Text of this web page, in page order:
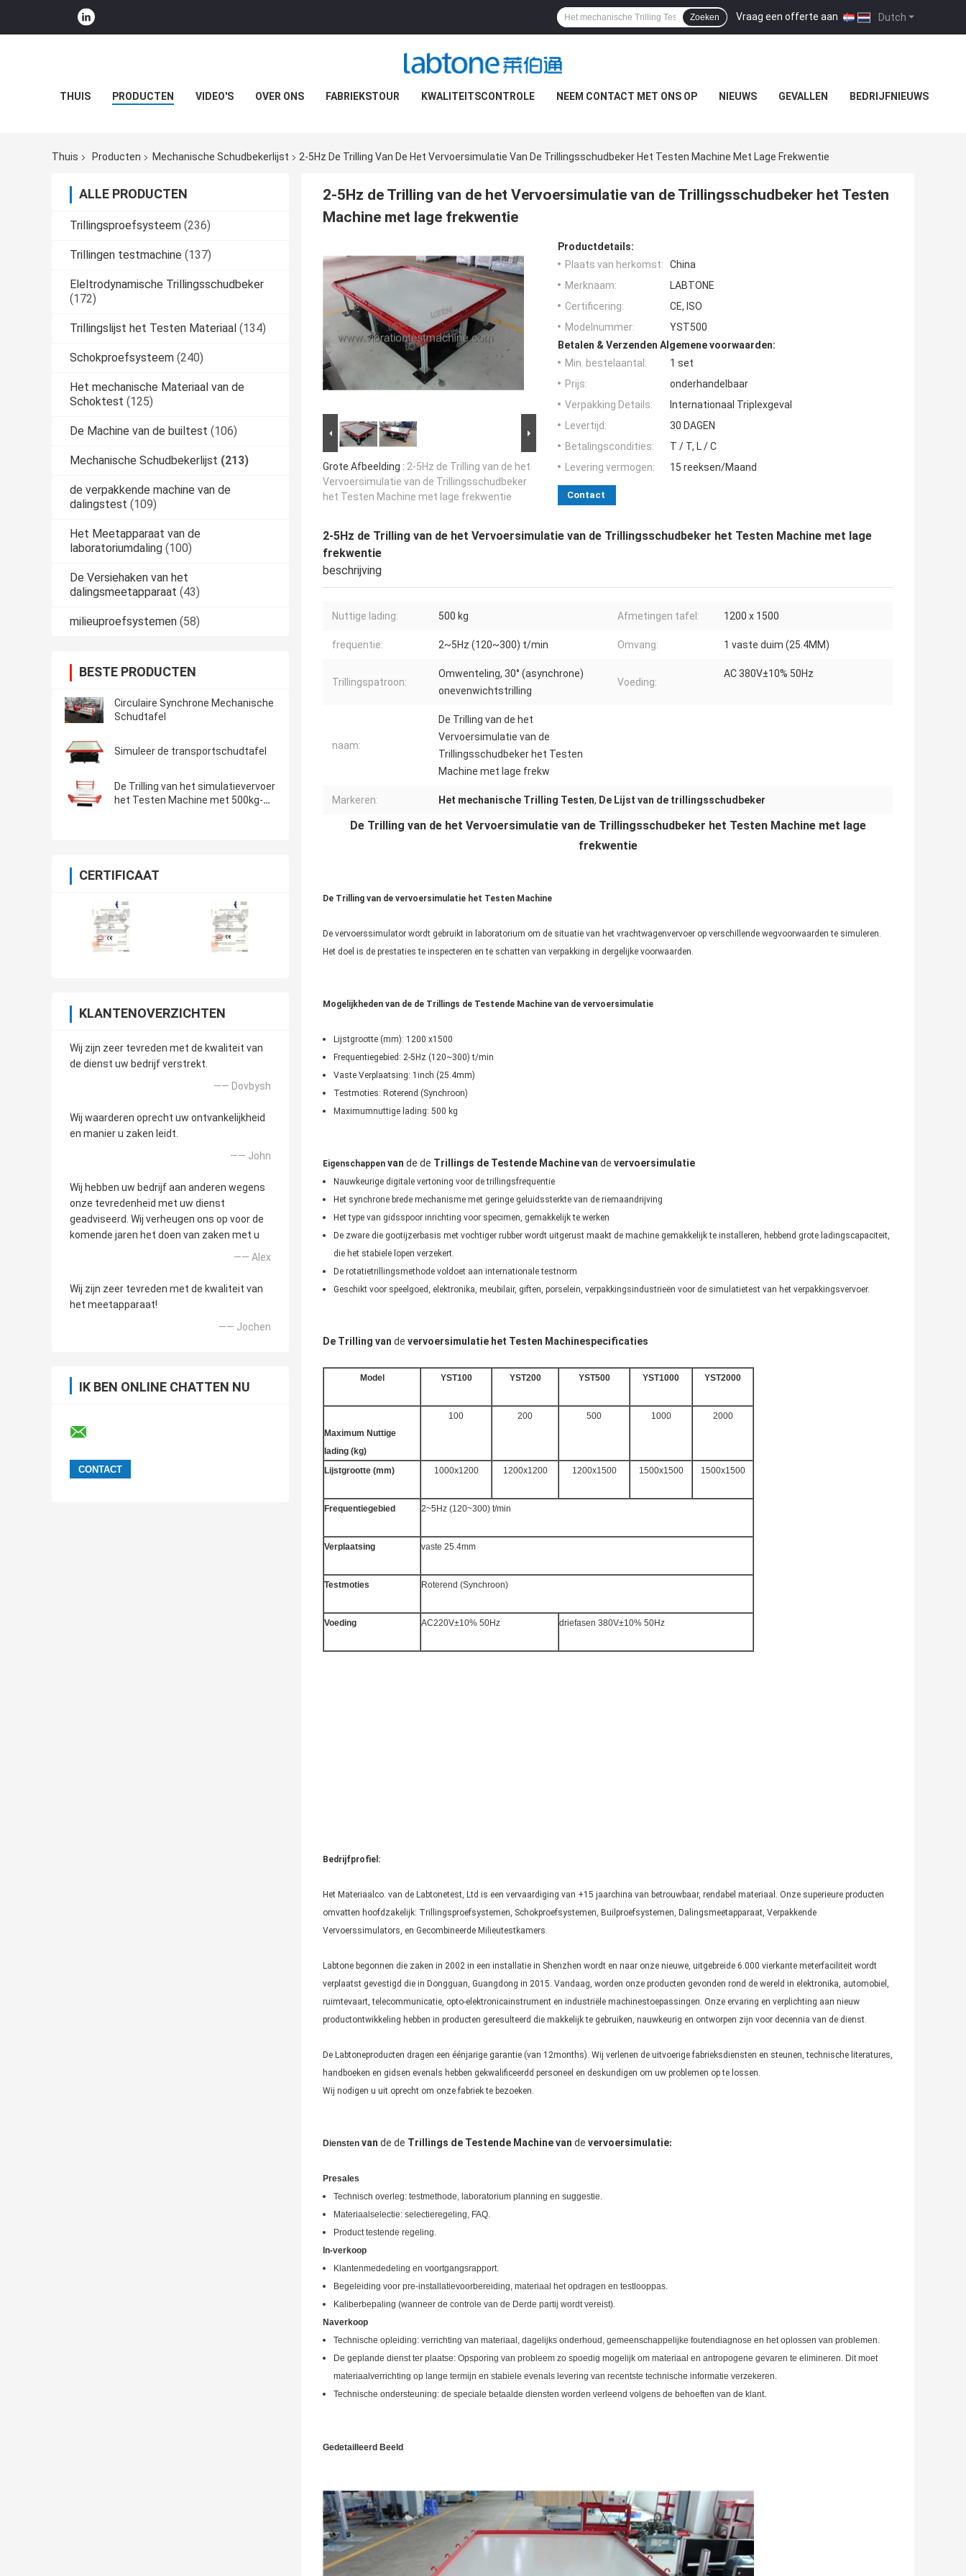
Dutch
Vraag een offerte aan |
Zoeken
THUIS PRODUCTEN VIDEO'S OVER ONS FABRIEKSTOUR KWALITEITSCONTROLE NEEM CONTACT MET ONS OP NIEUWS GEVALLEN BEDRIJFNIEUWS
Thuis Producten Mechanische Schudbekerlijst 2-5Hz De Trilling Van De Het Vervoersimulatie Van De Trillingsschudbeker Het Testen Machine Met Lage Frekwentie
ALLE PRODUCTEN
Trillingsproefsysteem (236)
Trillingen testmachine (137)
Eleltrodynamische Trillingsschudbeker
(172)
Trillingslijst het Testen Materiaal (134)
Schokproefsysteem (240)
Het mechanische Materiaal van de
Schoktest (125)
De Machine van de builtest (106)
Mechanische Schudbekerlijst (213)
de verpakkende machine van de
dalingstest (109)
Het Meetapparaat van de
laboratoriumdaling (100)
De Versiehaken van het
dalingsmeetapparaat (43)
milieuproefsystemen (58)
BESTE PRODUCTEN
Circulaire Synchrone Mechanische
Schudtafel
Simuleer de transportschudtafel
De Trilling van het simulatievervoer
het Testen Machine met 500kg-
CERTIFICAAT
KLANTENOVERZICHTEN
Wij zijn zeer tevreden met de kwaliteit van
de dienst uw bedrijf verstrekt.
—— Dovbysh
Wij waarderen oprecht uw ontvankelijkheid
en manier u zaken leidt.
—— John
Wij hebben uw bedrijf aan anderen wegens
onze tevredenheid met uw dienst
geadviseerd. Wij verheugen ons op voor de
komende jaren het doen van zaken met u
—— Alex
Wij zijn zeer tevreden met de kwaliteit van
het meetapparaat!
—— Jochen
IK BEN ONLINE CHATTEN NU
2-5Hz de Trilling van de het Vervoersimulatie van de Trillingsschudbeker het Testen
Machine met lage frekwentie
Grote Afbeelding : 2-5Hz de Trilling van de het
Vervoersimulatie van de Trillingsschudbeker
het Testen Machine met lage frekwentie
Productdetails:
Plaats van herkomst:
China
Merknaam:
LABTONE
Certificering:
CE, ISO
Modelnummer:
YST500
Betalen & Verzenden Algemene voorwaarden:
Min. bestelaantal:
1 set
Prijs:
onderhandelbaar
Verpakking Details:
Internationaal Triplexgeval
Levertijd:
30 DAGEN
Betalingscondities:
T / T, L / C
Levering vermogen:
15 reeksen/Maand
Contact
2-5Hz de Trilling van de het Vervoersimulatie van de Trillingsschudbeker het Testen Machine met lage
frekwentie
beschrijving
Nuttige lading: 500 kg Afmetingen tafel: 1200 x 1500
frequentie: 2~5Hz (120~300) t/min Omvang: 1 vaste duim (25.4MM)
Trillingspatroon:
Omwenteling, 30° (asynchrone)
onevenwichtstrilling
Voeding:
AC 380V±10% 50Hz
naam:
De Trilling van de het
Vervoersimulatie van de
Trillingsschudbeker het Testen
Machine met lage frekw
Markeren: Het mechanische Trilling Testen, De Lijst van de trillingsschudbeker
De Trilling van de het Vervoersimulatie van de Trillingsschudbeker het Testen Machine met lage
frekwentie
De Trilling van de vervoersimulatie het Testen Machine
De vervoerssimulator wordt gebruikt in laboratorium om de situatie van het vrachtwagenvervoer op verschillende wegvoorwaarden te simuleren.
Het doel is de prestaties te inspecteren en te schatten van verpakking in dergelijke voorwaarden.
Mogelijkheden van de de Trillings de Testende Machine van de vervoersimulatie
Lijstgrootte (mm): 1200 x1500
Frequentiegebied: 2-5Hz (120~300) t/min
Vaste Verplaatsing: 1inch (25.4mm)
Testmoties: Roterend (Synchroon)
Maximumnuttige lading: 500 kg
Eigenschappen van de de Trillings de Testende Machine van de vervoersimulatie
Nauwkeurige digitale vertoning voor de trillingsfrequentie
Het synchrone brede mechanisme met geringe geluidssterkte van de riemaandrijving
Het type van gidsspoor inrichting voor specimen, gemakkelijk te werken
De zware die gootijzerbasis met vochtiger rubber wordt uitgerust maakt de machine gemakkelijk te installeren, hebbend grote ladingscapaciteit,
die het stabiele lopen verzekert.
De rotatietrillingsmethode voldoet aan internationale testnorm
Geschikt voor speelgoed, elektronika, meubilair, giften, porselein, verpakkingsindustrieën voor de simulatietest van het verpakkingsvervoer.
De Trilling van de vervoersimulatie het Testen Machinespecificaties
Model YST100 YST200 YST500 YST1000 YST2000
Maximum Nuttige
lading (kg)
100 200 500 1000 2000
Lijstgrootte (mm) 1000x1200 1200x1200 1200x1500 1500x1500 1500x1500
Frequentiegebied 2~5Hz (120~300) t/min
Verplaatsing vaste 25.4mm
Testmoties Roterend (Synchroon)
Voeding AC220V±10% 50Hz driefasen 380V±10% 50Hz
Bedrijfprofiel:
Het Materiaalco. van de Labtonetest, Ltd is een vervaardiging van +15 jaarchina van betrouwbaar, rendabel materiaal. Onze superieure producten
omvatten hoofdzakelijk: Trillingsproefsystemen, Schokproefsystemen, Builproefsystemen, Dalingsmeetapparaat, Verpakkende
Vervoerssimulators, en Gecombineerde Milieutestkamers.
Labtone begonnen die zaken in 2002 in een installatie in Shenzhen wordt en naar onze nieuwe, uitgebreide 6.000 vierkante meterfaciliteit wordt
verplaatst gevestigd die in Dongguan, Guangdong in 2015. Vandaag, worden onze producten gevonden rond de wereld in elektronika, automobiel,
ruimtevaart, telecommunicatie, opto-elektronicainstrument en industriële machinestoepassingen. Onze ervaring en verplichting aan nieuw
productontwikkeling hebben in producten geresulteerd die makkelijk te gebruiken, nauwkeurig en ontworpen zijn voor decennia van de dienst.
De Labtoneproducten dragen een éénjarige garantie (van 12months). Wij verlenen de uitvoerige fabrieksdiensten en steunen, technische literatures,
handboeken en gidsen evenals hebben gekwalificeerdd personeel en deskundigen om uw problemen op te lossen.
Wij nodigen u uit oprecht om onze fabriek te bezoeken.
Diensten van de de Trillings de Testende Machine van de vervoersimulatie:
Presales
Technisch overleg: testmethode, laboratorium planning en suggestie.
Materiaalselectie: selectieregeling, FAQ.
Product testende regeling.
In-verkoop
Klantenmededeling en voortgangsrapport.
Begeleiding voor pre-installatievoorbereiding, materiaal het opdragen en testlooppas.
Kaliberbepaling (wanneer de controle van de Derde partij wordt vereist).
Naverkoop
Technische opleiding: verrichting van materiaal, dagelijks onderhoud, gemeenschappelijke foutendiagnose en het oplossen van problemen.
De geplande dienst ter plaatse: Opsporing van probleem zo spoedig mogelijk om materiaal en antropogene gevaren te elimineren. Dit moet
materiaalverrichting op lange termijn en stabiele evenals levering van recentste technische informatie verzekeren.
Technische ondersteuning: de speciale betaalde diensten worden verleend volgens de behoeften van de klant.
Gedetailleerd Beeld